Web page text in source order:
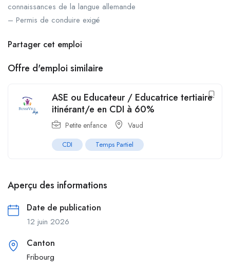
connaissances de la langue allemande
– Permis de conduire exigé
Partager cet emploi
Offre d'emploi similaire
ASE ou Educateur / Educatrice tertiaire
itinérant/e en CDI à 60%
Petite enfance Vaud
CDI Temps Partiel
Aperçu des informations
Date de publication
12 juin 2026
Canton
Fribourg